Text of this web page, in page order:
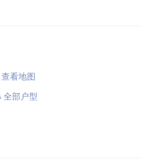
查看地图
全部户型